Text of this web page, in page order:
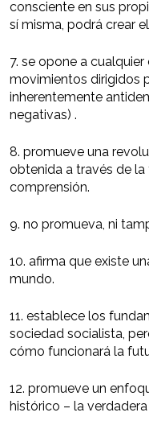
consciente en sus
sí misma, podrá crear
7. se opone a
movimientos dirigidos
inherentemente
negativas) .
8. promueve una
obtenida a través de
comprensión.
9. no promueva, ni
10. afirma que existe
mundo.
11. establece los
sociedad socialista,
cómo funcionará la
12. promueve un
histórico – la